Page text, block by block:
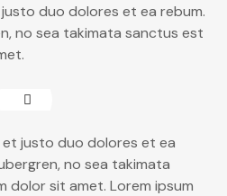
duo dolores et ea rebum.
no sea takimata sanctus est
justo duo dolores et ea
no sea takimata
dolor sit amet. Lorem ipsum